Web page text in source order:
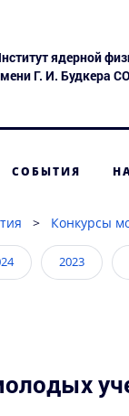
ядерной
Г. И. Будкера
СОБЫТИЯ
> Конкурсы
2023